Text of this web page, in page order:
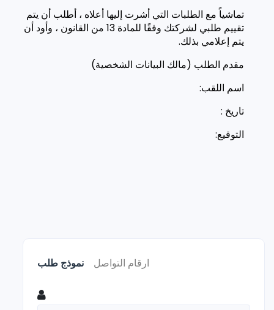
تماشياً مع الطلبات التي أشرت إليها أعلاه ، أطلب أن يتم
تقييم طلبي لشركتك وفقًا للمادة 13 من القانون ، وأود أن
يتم إعلامي بذلك.
مقدم الطلب (مالك البيانات الشخصية)
اسم اللقب:
تاريخ :
التوقيع:
نموذج طلب ارقام التواصل